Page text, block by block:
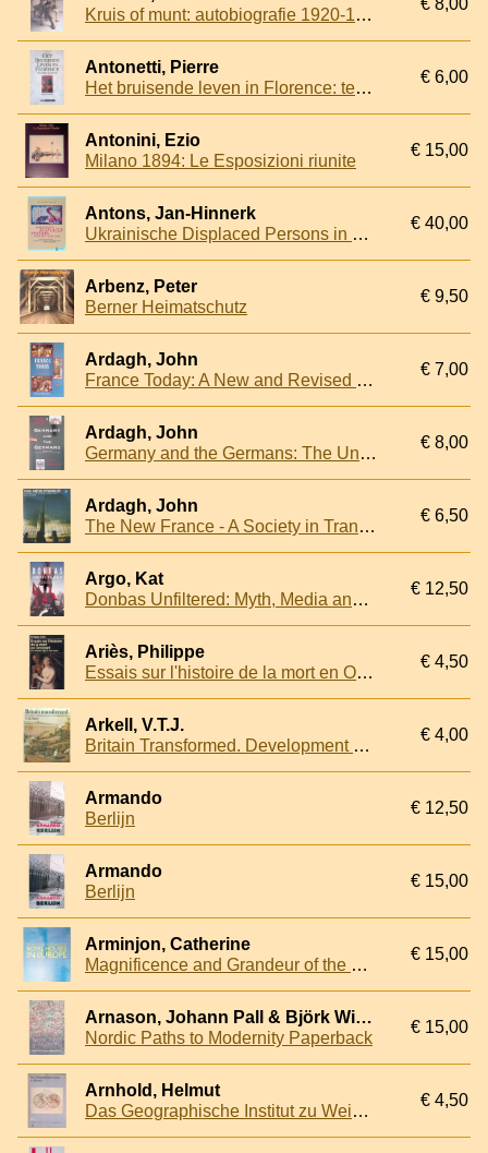
Kruis of munt: autobiografie 1920-1945
€ 8,00
Antonetti, Pierre
Het bruisende leven in Florence: ten tijde van Dante
€ 6,00
Antonini, Ezio
Milano 1894: Le Esposizioni riunite
€ 15,00
Antons, Jan-Hinnerk
Ukrainische Displaced Persons in der britischen Zone: Lagerleben zwischen nationaler Fixierung und pragmatischen Zukunftsentwürfen
€ 40,00
Arbenz, Peter
Berner Heimatschutz
€ 9,50
Ardagh, John
France Today: A New and Revised Edition of France in the 1980's
€ 7,00
Ardagh, John
Germany and the Germans: The United Germany in the Mid-1990s
€ 8,00
Ardagh, John
The New France - A Society in Transition 1945-1977
€ 6,50
Argo, Kat
Donbas Unfiltered: Myth, Media and misconceptions from inside the separatist-held territory
€ 12,50
Ariès, Philippe
Essais sur l'histoire de la mort en Occident du moyen âge à nos jours
€ 4,50
Arkell, V.T.J.
Britain Transformed. Development of British Society Since the Mid-eighteenth Century
€ 4,00
Armando
Berlijn
€ 12,50
Armando
Berlijn
€ 15,00
Arminjon, Catherine
Magnificence and Grandeur of the Royal Houses in Europe
€ 15,00
Arnason, Johann Pall & Björk Wittrock
Nordic Paths to Modernity Paperback
€ 15,00
Arnhold, Helmut
Das Geographische Institut zu Weimar: Wissenschaft und Industrie
€ 4,50